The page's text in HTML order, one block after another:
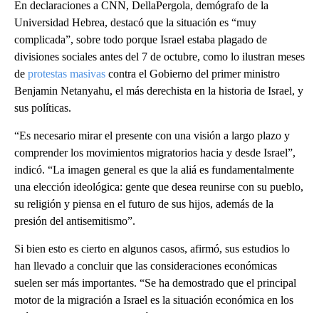
En declaraciones a CNN, DellaPergola, demógrafo de la
Universidad Hebrea, destacó que la situación es “muy
complicada”, sobre todo porque Israel estaba plagado de
divisiones sociales antes del 7 de octubre, como lo ilustran meses
de protestas masivas contra el Gobierno del primer ministro
Benjamin Netanyahu, el más derechista en la historia de Israel, y
sus políticas.
“Es necesario mirar el presente con una visión a largo plazo y
comprender los movimientos migratorios hacia y desde Israel”,
indicó. “La imagen general es que la aliá es fundamentalmente
una elección ideológica: gente que desea reunirse con su pueblo,
su religión y piensa en el futuro de sus hijos, además de la
presión del antisemitismo”.
Si bien esto es cierto en algunos casos, afirmó, sus estudios lo
han llevado a concluir que las consideraciones económicas
suelen ser más importantes. “Se ha demostrado que el principal
motor de la migración a Israel es la situación económica en los